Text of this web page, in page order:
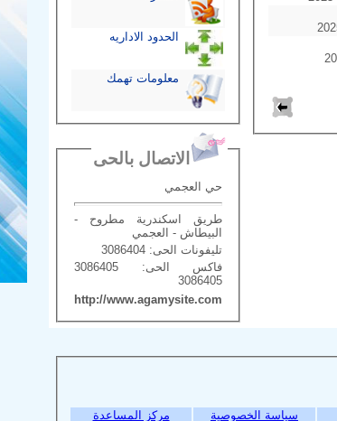
الحدود الاداريه
معلومات تهمك
الاتصال بالحى
حي العجمي
طريق اسكندرية مطروح -
البيطاش - العجمي
تليفونات الحى: 3086404
فاكس الحى: 3086405
3086405
http://www.agamysite.com
سياسة الخصوصية مركز المساعدة